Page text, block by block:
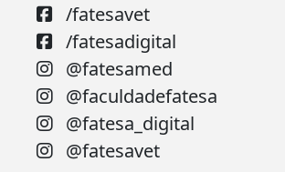
/fatesavet
/fatesadigital
@fatesamed
@faculdadefatesa
@fatesa_digital
@fatesavet